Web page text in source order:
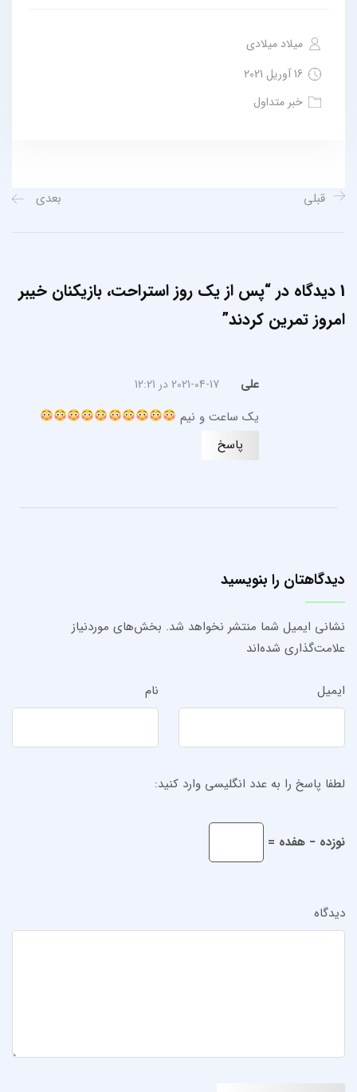
میلاد میلادی
16 آوریل 2021
خبر متداول
قبلی بعدی
1 دیدگاه در “
پس از یک روز استراحت، بازیکنان خیبر
امروز تمرین کردند”
علی 2021-04-17 در 12:21
یک ساعت و نیم
پاسخ
دیدگاهتان را بنویسید
نشانی ایمیل شما منتشر نخواهد شد. بخش‌های موردنیاز
علامت‌گذاری شده‌اند
نام ایمیل
لطفا پاسخ را به عدد انگلیسی وارد کنید:
نوزده − هفده =
دیدگاه